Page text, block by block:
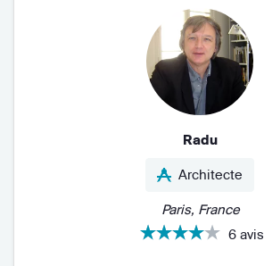
Radu
Architecte
Paris, France
6 avis